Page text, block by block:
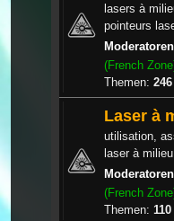
lasers à
pointeurs
(French
Themen: 246
Laser à
utilisation,
laser à
(French
Themen: 110